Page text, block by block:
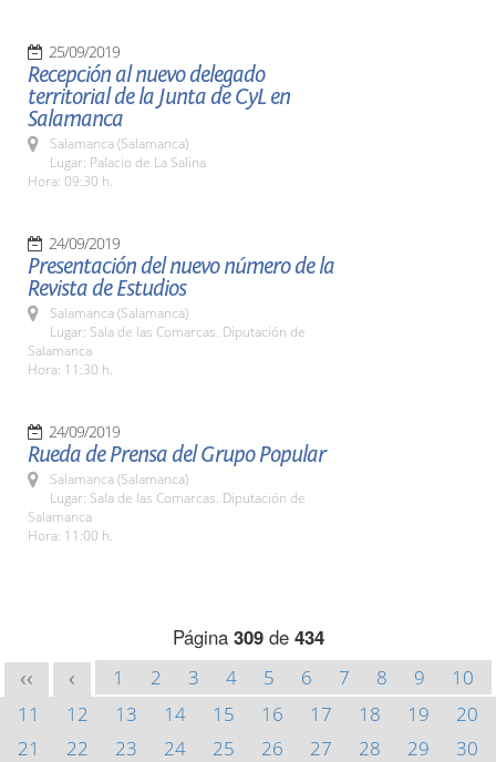
25/09/2019
Recepción al nuevo delegado
territorial de la Junta de CyL en
Salamanca
Salamanca (Salamanca)
Lugar: Palacio de La Salina
Hora: 09:30 h.
24/09/2019
Presentación del nuevo número de la
Revista de Estudios
Salamanca (Salamanca)
Lugar: Sala de las Comarcas. Diputación de
Salamanca
Hora: 11:30 h.
24/09/2019
Rueda de Prensa del Grupo Popular
Salamanca (Salamanca)
Lugar: Sala de las Comarcas. Diputación de
Salamanca
Hora: 11:00 h.
Página 309de 434
<< < 1 2 3 4 5 6 7 8 9
10
11
12 13 14 15 16 17 18 19
20
21
22 23 24 25 26 27 28 29
30